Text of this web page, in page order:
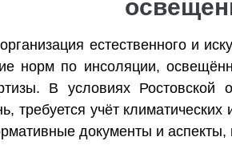
естественного и
норм по инсоляции,
В условиях Ростовской
требуется учёт
документы и